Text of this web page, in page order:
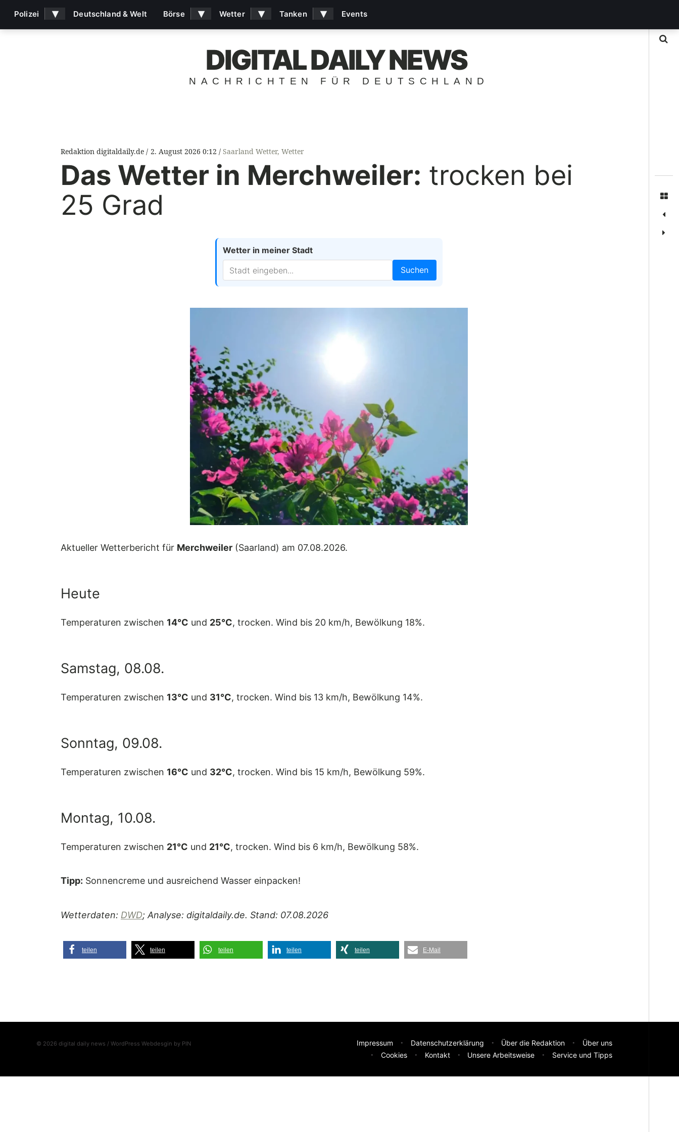
DIGITAL DAILY NEWS
NACHRICHTEN FÜR DEUTSCHLAND
Redaktion digitaldaily.de 2. August 2026 0:12 Saarland Wetter, Wetter
Das Wetter in Merchweiler: trocken bei
25 Grad
Wetter in meiner Stadt
Suchen
Aktueller Wetterbericht für Merchweiler (Saarland) am 07.08.2026.
Heute
Temperaturen zwischen 14°C und 25°C, trocken. Wind bis 20 km/h, Bewölkung 18%.
Samstag, 08.08.
Temperaturen zwischen 13°C und 31°C, trocken. Wind bis 13 km/h, Bewölkung 14%.
Sonntag, 09.08.
Temperaturen zwischen 16°C und 32°C, trocken. Wind bis 15 km/h, Bewölkung 59%.
Montag, 10.08.
Temperaturen zwischen 21°C und 21°C, trocken. Wind bis 6 km/h, Bewölkung 58%.
Tipp: Sonnencreme und ausreichend Wasser einpacken!
Wetterdaten: DWD; Analyse: digitaldaily.de. Stand: 07.08.2026
teilen teilen teilen teilen teilen E-Mail
© 2026 digital daily news / WordPress Webdesgin by PIN Impressum Datenschutzerklärung Über die Redaktion
Über uns
Cookies
Kontakt Unsere Arbeitsweise Service und Tipps
Polizei ▾ Deutschland & Welt Börse ▾ Wetter ▾ Tanken ▾ Events